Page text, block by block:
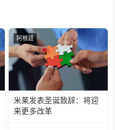
阿根廷
米莱发表圣诞致辞：将迎
来更多改革